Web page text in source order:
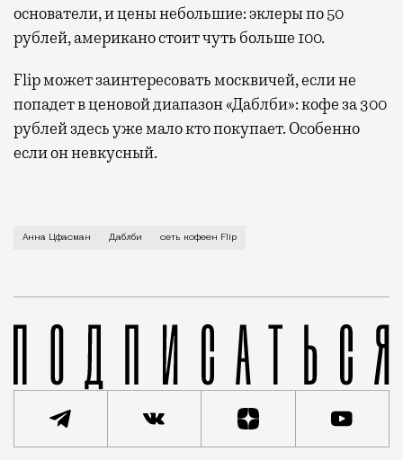
основатели, и цены небольшие: эклеры по 50
рублей, американо стоит чуть больше 100.
Flip может заинтересовать москвичей, если не
попадет в ценовой диапазон «Даблби»: кофе за 300
рублей здесь уже мало кто покупает. Особенно
если он невкусный.
Первая точка сети Flip уже открылась в
Анна Цфасман Даблби сеть кофеен Flip